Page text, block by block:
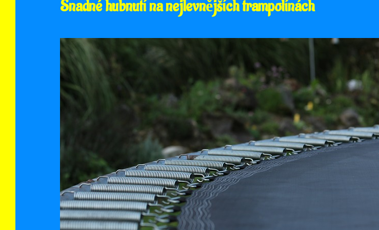
Snadné hubnutí na nejlevnějších trampolínách